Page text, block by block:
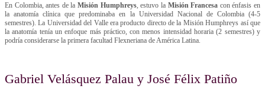
En Colombia, antes de laMisión Humphreys, estuvo la Misión Francesa con énfasis en
la anatomía clínica que predominaba en la Universidad Nacional de Colombia (4-5
semestres). La Universidad del Valle era producto directo de la Misión Humphreys así que
la anatomía tenía un enfoque más práctico, con menos intensidad horaria (2 semestres) y
podría considerarse la primera facultad Flexneriana de América Latina.
Gabriel Velásquez Palau y José Félix Patiño